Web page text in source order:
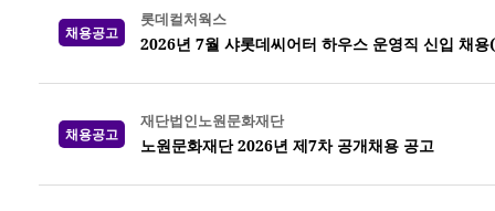
채용공고
롯데컬처웍스
2026년 7월 샤롯데씨어터 하우스 운영직 신입 채
채용공고
재단법인노원문화재단
노원문화재단 2026년 제7차 공개채용 공고